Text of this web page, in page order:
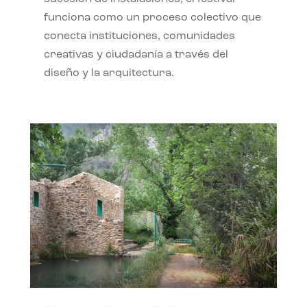
funciona como un proceso colectivo que
conecta instituciones, comunidades
creativas y ciudadanía a través del
diseño y la arquitectura.